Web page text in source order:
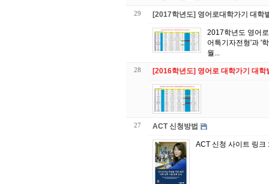
29 [2017학년도] 영어로대학가기 대학
2017학년도 영어로대학가기 대학별 전
어특기자전형'과 '
월...
28 [2016학년도] 영어로 대학가기 대학
27 ACT 신청방법